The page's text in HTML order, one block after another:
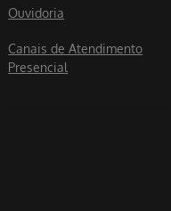
Ouvidoria
Canais de Atendimento
Presencial